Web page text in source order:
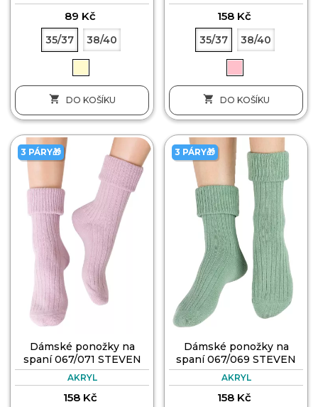
89 Kč
35/37 38/40
 DO KOŠÍKU
158 Kč
35/37 38/40
 DO KOŠÍKU
3 PÁRY🎁
Dámské ponožky na
spaní 067/071 STEVEN
AKRYL
158 Kč
3 PÁRY🎁
Dámské ponožky na
spaní 067/069 STEVEN
AKRYL
158 Kč